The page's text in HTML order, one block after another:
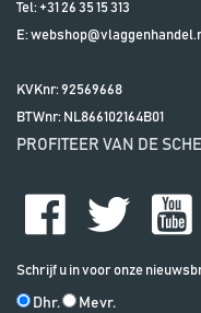
Tel: +31 26 35 15 313
E:
KVKnr: 92569668
BTWnr: NL866102164B01
PROFITEER VAN DE
Schrijf u in voor onze
Dhr. Mevr.